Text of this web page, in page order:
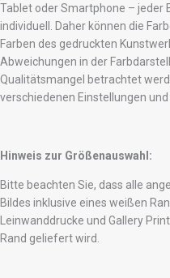
Tablet oder Smartphone – jeder
individuell. Daher können die
Farben des gedruckten
Abweichungen in der
Qualitätsmangel betrachtet
verschiedenen Einstellungen
Hinweis zur Größenauswahl:
Bitte beachten Sie, dass alle
Bildes inklusive eines weißen
Leinwanddrucke und Gallery
Rand geliefert wird.